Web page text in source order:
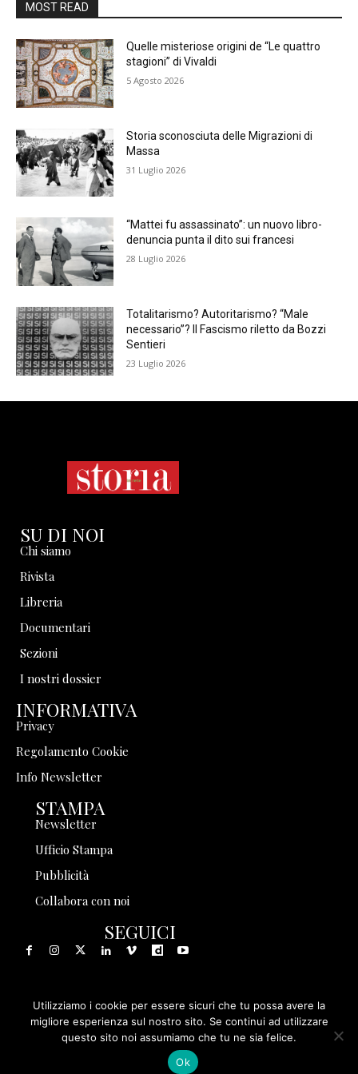
MOST READ
Quelle misteriose origini de “Le quattro
stagioni” di Vivaldi
5 Agosto 2026
Storia sconosciuta delle Migrazioni di
Massa
31 Luglio 2026
“Mattei fu assassinato”: un nuovo libro-
denuncia punta il dito sui francesi
28 Luglio 2026
Totalitarismo? Autoritarismo? “Male
necessario”? Il Fascismo riletto da Bozzi
Sentieri
23 Luglio 2026
SU DI NOI
Chi siamo
Rivista
Libreria
Documentari
Sezioni
I nostri dossier
INFORMATIVA
Privacy
Regolamento Cookie
Info Newsletter
STAMPA
Newsletter
Ufficio Stampa
Pubblicità
Collabora con noi
SEGUICI
© 1999 - 2025 Storia in Rete Srl - Tutti i diritti riservati - P.
IVA 08570971005
Utilizziamo i cookie per essere sicuri che tu possa avere la
migliore esperienza sul nostro sito. Se continui ad utilizzare
questo sito noi assumiamo che tu ne sia felice.
Ok